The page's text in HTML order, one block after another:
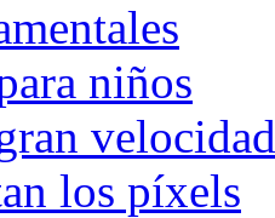
niños
velocidad
los píxels